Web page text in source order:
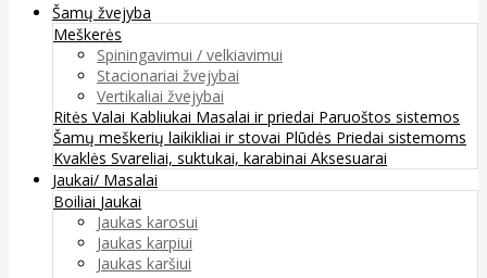
Šamų žvejyba
Meškerės
Spiningavimui / velkiavimui
Stacionariai žvejybai
Vertikaliai žvejybai
Ritės Valai Kabliukai Masalai ir priedai Paruoštos sistemos
Šamų meškerių laikikliai ir stovai Plūdės Priedai sistemoms
Kvaklės Svareliai, suktukai, karabinai Aksesuarai
Jaukai/ Masalai
Boiliai Jaukai
Jaukas karosui
Jaukas karpiui
Jaukas karšiui